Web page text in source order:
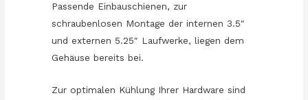
Passende Einbauschienen, zur
schraubenlosen Montage der internen 3.5″
und externen 5.25″ Laufwerke, liegen dem
Gehäuse bereits bei.
Zur optimalen Kühlung Ihrer Hardware sind